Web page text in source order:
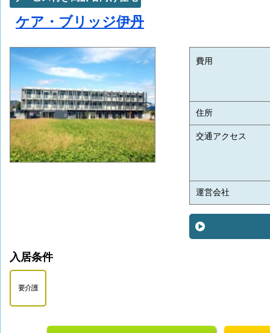
ケア・ブリッジ伊丹
費用
住所
交通アクセス
運営会社
入居条件
要介護